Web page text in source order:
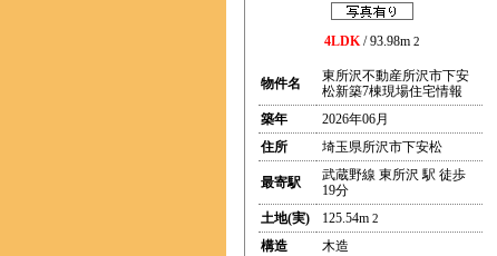
4LDK/ 93.98m 2
物件名
東所沢不動産所沢市下安
松新築7棟現場住宅情報
築年
2026年06月
住所
埼玉県所沢市下安松
最寄駅
武蔵野線 東所沢 駅 徒歩
19分
土地(実)
125.54m 2
構造 木造